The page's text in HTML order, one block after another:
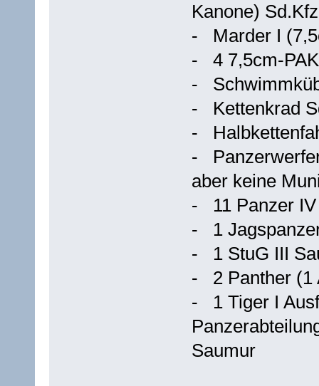
Kanone)
- Marder I
- 4 7,5cm-PAK
-
- Kettenkrad
-
-
aber keine
- 11 Panzer IV
- 1
- 1 StuG III
- 2 Panther (1
- 1 Tiger I
Saumur